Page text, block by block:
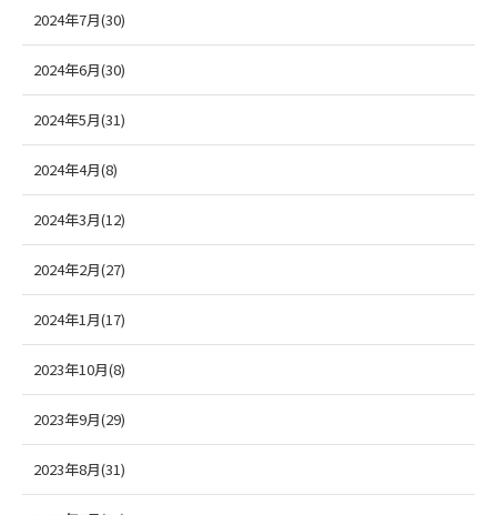
2024年7月(30)
2024年6月(30)
2024年5月(31)
2024年4月(8)
2024年3月(12)
2024年2月(27)
2024年1月(17)
2023年10月(8)
2023年9月(29)
2023年8月(31)